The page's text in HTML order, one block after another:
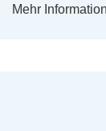
Mehr